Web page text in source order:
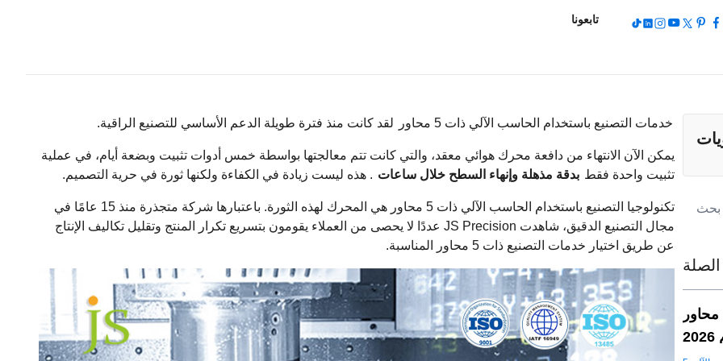
تابعونا
خدمات التصنيع باستخدام الحاسب الآلي ذات 5 محاور لقد كانت منذ فترة طويلة الدعم الأساسي للتصنيع الراقية.
يمكن الآن الانتهاء من دافعة محرك هوائي معقد، والتي كانت تتم معالجتها بواسطة خمس أدوات تثبيت وبضعة أيام، في عملية
تثبيت واحدة فقط بدقة مذهلة وإنهاء السطح خلال ساعات . هذه ليست زيادة في الكفاءة ولكنها ثورة في حرية التصميم.
تكنولوجيا التصنيع باستخدام الحاسب الآلي ذات 5 محاور هي المحرك لهذه الثورة. باعتبارها شركة متجذرة منذ 15 عامًا في
مجال التصنيع الدقيق، شاهدت JS Precision عددًا لا يحصى من العملاء يقومون بتسريع تكرار المنتج وتقليل تكاليف الإنتاج
عن طريق اختيار خدمات التصنيع ذات 5 محاور المناسبة.
أفضل 7 خدمات تصنيع باستخدام الحاسب الآلي ذات 5 محاور